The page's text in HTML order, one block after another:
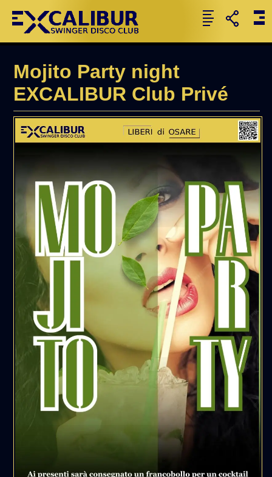
Mojito Party night
EXCALIBUR Club Privé